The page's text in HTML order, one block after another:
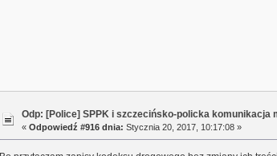
Odp: [Police] SPPK i szczecińsko-policka komunikacja
«Odpowiedź #916 dnia: Stycznia 20, 2017, 10:17:08 »